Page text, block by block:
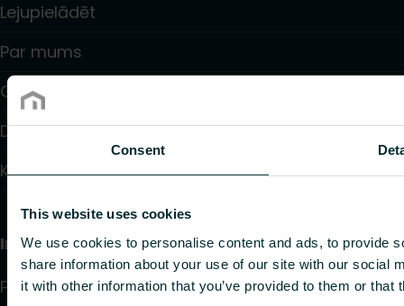
Consent
This website uses cookies
We use cookies to personalise content and ads, to provide
share information about your use of our site with our social
it with other information that you’ve provided to them or
Lejupielādēt
Par mums
Garantijas
Dīleru saraksts
Kontakti
Informācija
Privacy policy